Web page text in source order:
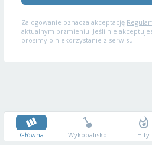
Zalogowanie oznacza akceptację
aktualnym brzmieniu. Jeśli nie
prosimy o niekorzystanie z serwisu.
Główna Wykopalisko Hity